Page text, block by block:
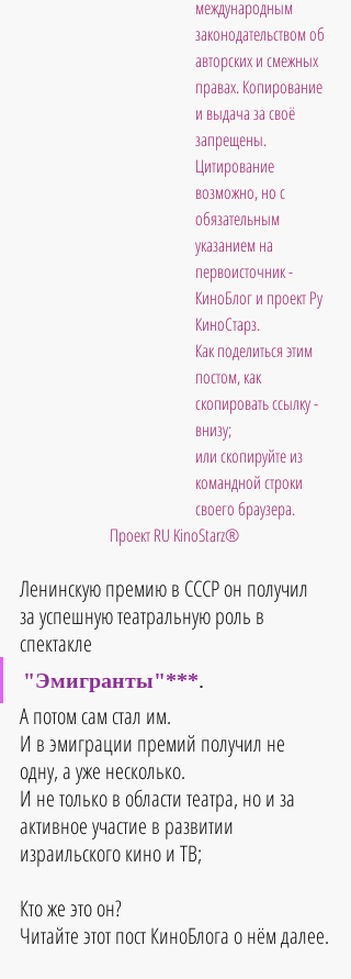
международным
законодательством об
авторских и смежных
правах. Копирование
и выдача за своё
запрещены.
Цитирование
возможно, но с
обязательным
указанием на
первоисточник -
КиноБлог и проект Ру
КиноСтарз.
Как поделиться этим
постом, как
скопировать ссылку -
внизу;
или скопируйте из
командной строки
своего браузера.
Проект RU KinoStarz®
Ленинскую премию в СССР он получил
за успешную театральную роль в
спектакле
"Эмигранты"***.
А потом сам стал им.
И в эмиграции премий получил не
одну, а уже несколько.
И не только в области театра, но и за
активное участие в развитии
израильского кино и ТВ;
Кто же это он?
Читайте этот пост КиноБлога о нём далее.